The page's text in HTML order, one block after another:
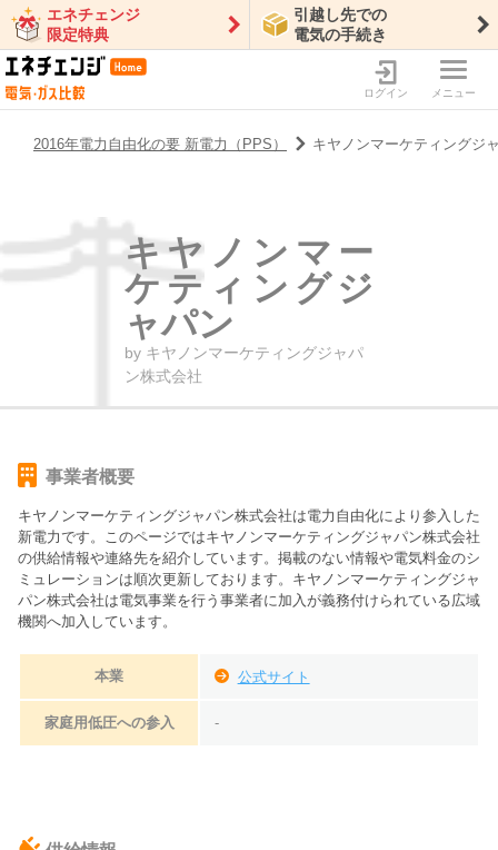
エネチェンジ
限定特典
引越し先での
電気の手続き
ログイン メニュー
2016年電力自由化の要 新電力（PPS） キヤノンマーケティングジ
キヤノンマー
ケティングジ
ャパン
by キヤノンマーケティングジャパ
ン株式会社
事業者概要
キヤノンマーケティングジャパン株式会社は電力自由化により参入した
新電力です。このページではキヤノンマーケティングジャパン株式会社
の供給情報や連絡先を紹介しています。掲載のない情報や電気料金のシ
ミュレーションは順次更新しております。 キヤノンマーケティングジャ
パン株式会社は電気事業を行う事業者に加入が義務付けられている広域
機関へ加入しています。
本業 公式サイト
家庭用低圧への参入 -